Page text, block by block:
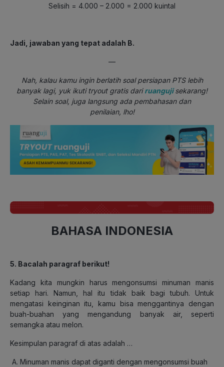
Selisih = 4.000 – 2.000 = 2.000 kuintal
Jadi, jawaban yang tepat adalah B.
—
Nah, kalau kamu ingin berlatih soal persiapan PTS lebih
banyak lagi, yuk ikuti tryout gratis dariruanguji sekarang!
Selain soal, juga langsung ada pembahasan dan
penilaian, lho!
BAHASA INDONESIA
5. Bacalah paragraf berikut!
Kadang kita mungkin harus mengonsumsi minuman manis
setiap hari. Namun, hal itu tidak baik bagi tubuh. Untuk
mengatasi keinginan itu, kamu bisa menggantinya dengan
buah-buahan yang mengandung banyak air, seperti
semangka atau melon.
Kesimpulan paragraf di atas adalah …
Minuman manis dapat diganti dengan mengonsumsi buah